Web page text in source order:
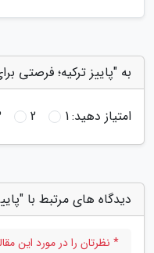
به "پاییز ترکیه؛ فرصتی
امتیاز دهید:1
2
دیدگاه های مرتبط با
* نظرتان را در مورد این